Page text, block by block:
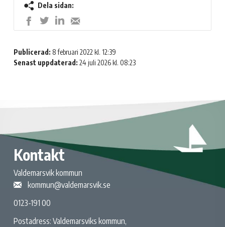
Dela sidan:
Dela
på
Dela
på
Dela
på
Dela
med
post
Publicerad: 8 februari 2022 kl. 12:39
Senast uppdaterad: 24 juli 2026 kl. 08:23
Kontakt
Valdemarsvik kommun
kommun@valdemarsvik.se
0123-191 00
Postadress: Valdemarsviks kommun,